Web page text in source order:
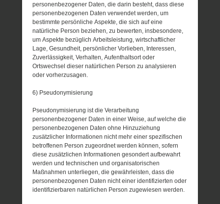
personenbezogener Daten, die darin besteht, dass diese
personenbezogenen Daten verwendet werden, um
bestimmte persönliche Aspekte, die sich auf eine
natürliche Person beziehen, zu bewerten, insbesondere,
um Aspekte bezüglich Arbeitsleistung, wirtschaftlicher
Lage, Gesundheit, persönlicher Vorlieben, Interessen,
Zuverlässigkeit, Verhalten, Aufenthaltsort oder
Ortswechsel dieser natürlichen Person zu analysieren
oder vorherzusagen.
6) Pseudonymisierung
Pseudonymisierung ist die Verarbeitung
personenbezogener Daten in einer Weise, auf welche die
personenbezogenen Daten ohne Hinzuziehung
zusätzlicher Informationen nicht mehr einer spezifischen
betroffenen Person zugeordnet werden können, sofern
diese zusätzlichen Informationen gesondert aufbewahrt
werden und technischen und organisatorischen
Maßnahmen unterliegen, die gewährleisten, dass die
personenbezogenen Daten nicht einer identifizierten oder
identifizierbaren natürlichen Person zugewiesen werden.